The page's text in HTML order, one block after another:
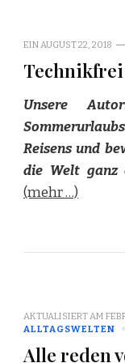
EIN AUGUST 22, 2018
Unsere
Reisens und
die Welt ganz
(mehr …)
AKTUALISIERT AM
ALLTAGSWELTEN
Alle reden